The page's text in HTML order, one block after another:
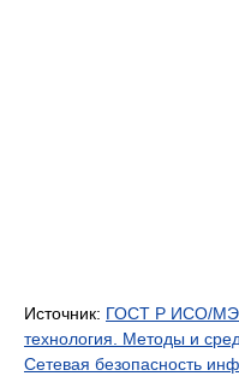
Источник: ГОСТ Р ИСО/
технология. Методы и
Сетевая безопасность